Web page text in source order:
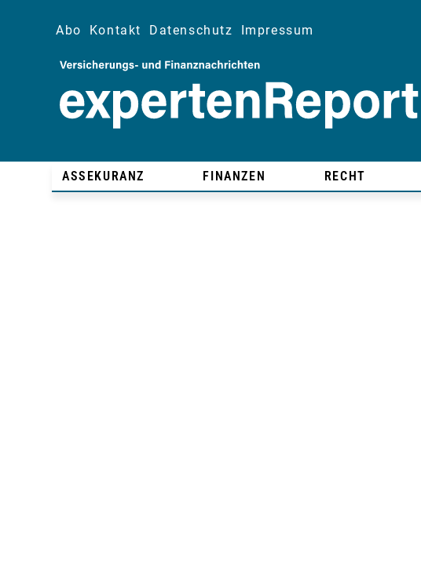
Abo Kontakt Datenschutz Impressum
ASSEKURANZ FINANZEN RECHT